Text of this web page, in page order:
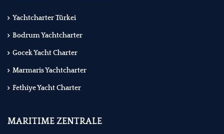
Yachtcharter Türkei
Bodrum Yachtcharter
Gocek Yacht Charter
Marmaris Yachtcharter
Fethiye Yacht Charter
MARITIME ZENTRALE